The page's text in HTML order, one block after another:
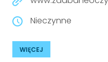
Nieczynne
WIĘCEJ